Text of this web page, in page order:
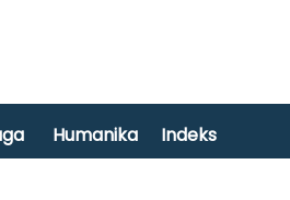
Humanika Indeks